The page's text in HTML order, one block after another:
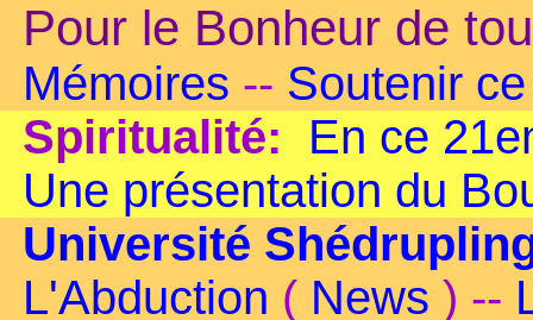
Pour le Bonheur de
Mémoires -- Soutenir
Spiritualité: En ce
Une présentation du
Université
L'Abduction ( News ) --